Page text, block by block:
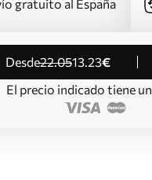
gratuito al España
desde22.0513.23€
El precio indicado tiene un